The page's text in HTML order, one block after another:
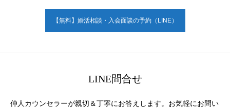
【無料】婚活相談・入会面談の予約（LINE）
LINE問合せ
仲人カウンセラーが親切＆丁寧にお答えします。お気軽にお問い